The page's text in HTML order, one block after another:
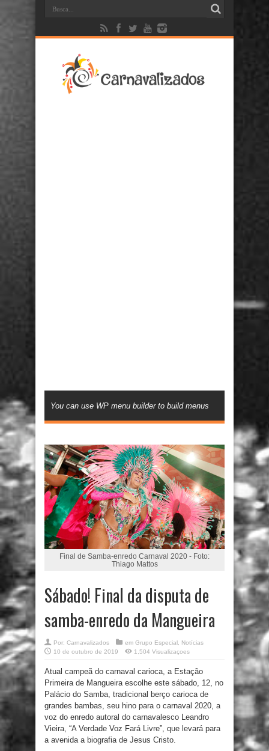
You can use WP menu builder to build menus
Final de Samba-enredo Carnaval 2020 - Foto:
Thiago Mattos
Sábado! Final da disputa de
samba-enredo da Mangueira
Por: Carnavalizados em Grupo Especial
Notícias
10 de outubro de 2019
1,504 Visualizaçoes
Atual campeã do carnaval carioca, a Estação
Primeira de Mangueira escolhe este sábado, 12, no
Palácio do Samba, tradicional berço carioca de
grandes bambas, seu hino para o carnaval 2020, a
voz do enredo autoral do carnavalesco Leandro
Vieira, “A Verdade Voz Fará Livre”, que levará para
a avenida a biografia de Jesus Cristo.